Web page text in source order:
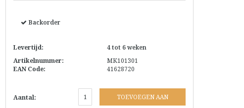
Backorder
Levertijd:
4 tot 6 weken
Artikelnummer:
MK101301
EAN Code:
41628720
Aantal: TOEVOEGEN AAN